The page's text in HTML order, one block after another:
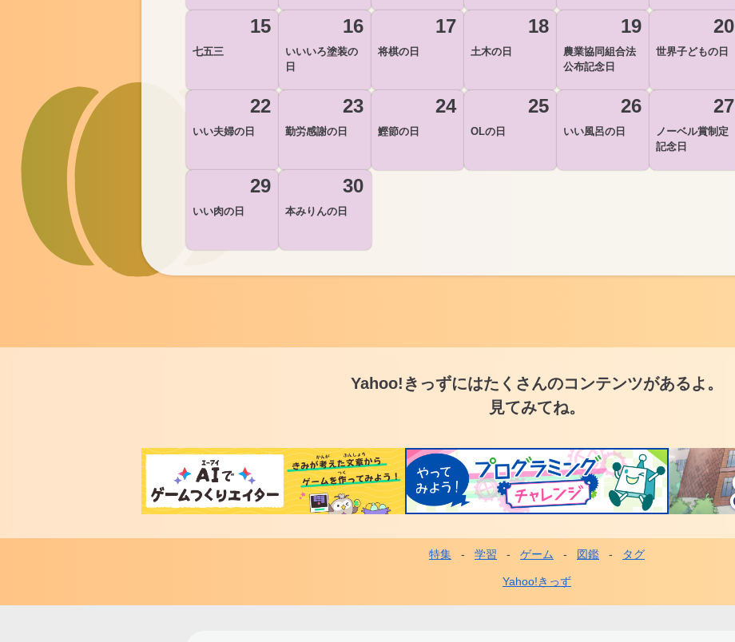
15
七五三
16
いいいろ塗装の
日
17
将棋の日
18
土木の日
19
農業協同組合法
公布記念日
20
世界子どもの日
22
いい夫婦の日
23
勤労感謝の日
24
鰹節の日
25
OLの日
26
いい風呂の日
27
ノーベル賞制定
記念日
29
いい肉の日
30
本みりんの日
Yahoo!きっずにはたくさんのコンテンツがあるよ。
見てみてね。
フ
タ
特集 学習 ゲーム 図鑑 タグ
Yahoo!きっず